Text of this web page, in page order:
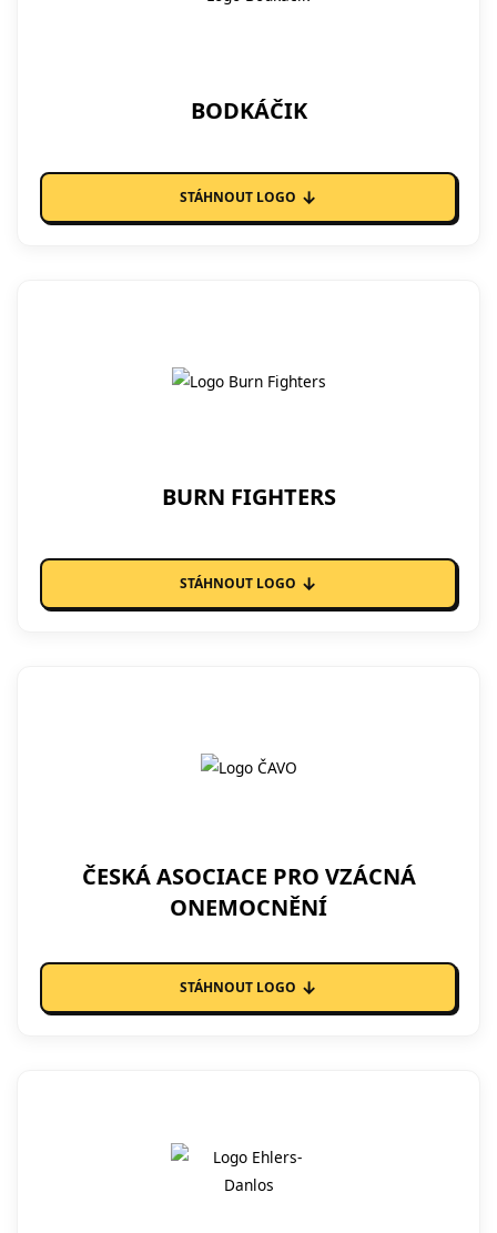
BODKÁČIK
STÁHNOUT LOGO ↓
BURN FIGHTERS
STÁHNOUT LOGO ↓
ČESKÁ ASOCIACE PRO VZÁCNÁ
ONEMOCNĚNÍ
STÁHNOUT LOGO ↓